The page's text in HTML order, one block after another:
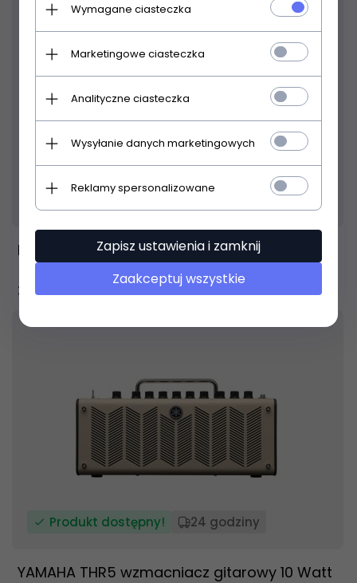
Produkt dostępny!
Boss ACS-Pro Acoustic Singer
3 199,00PLN
Produkt dostępny! 24 godziny
YAMAHA THR5 wzmacniacz gitarowy 10 Watt
Wymagane ciasteczka
Marketingowe ciasteczka
Analityczne ciasteczka
Wysyłanie danych marketingowych
Reklamy spersonalizowane
Zapisz ustawienia i zamknij
Zaakceptuj wszystkie